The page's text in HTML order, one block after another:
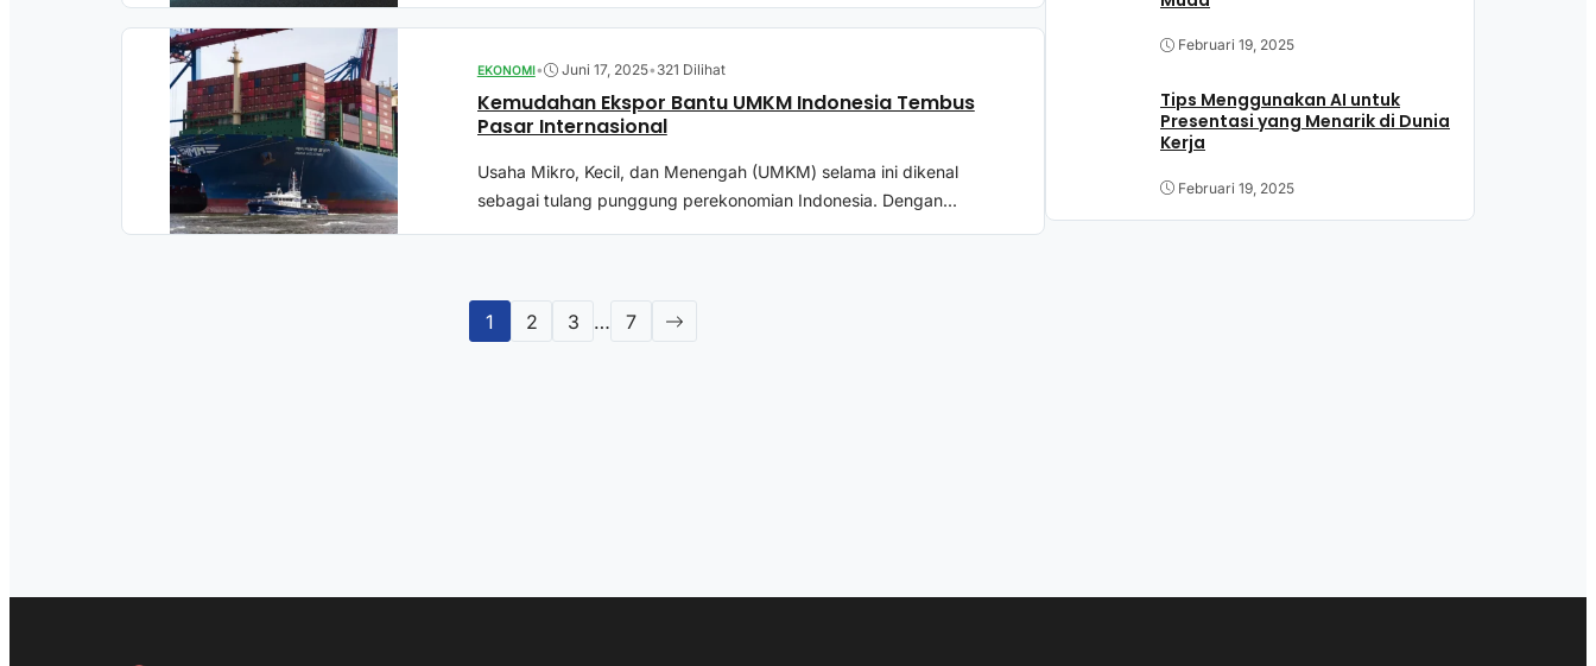
EKONOMI• Juni 17, 2025• 321 Dilihat
Kemudahan Ekspor Bantu UMKM Indonesia Tembus
Pasar Internasional
Usaha Mikro, Kecil, dan Menengah (UMKM) selama ini dikenal
sebagai tulang punggung perekonomian Indonesia. Dengan...
1 2 3 … 7
Februari 19, 2025
Tips Menggunakan AI untuk
Presentasi yang Menarik di Dunia
Kerja
Februari 19, 2025